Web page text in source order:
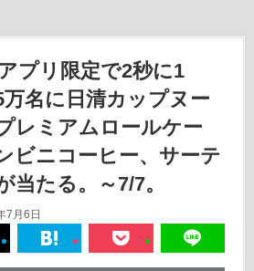
プリ限定で2秒に1
万名に日清カップヌー
レミアムロールケー
ビニコーヒー、サーテ
当たる。～7/7。
7月6日